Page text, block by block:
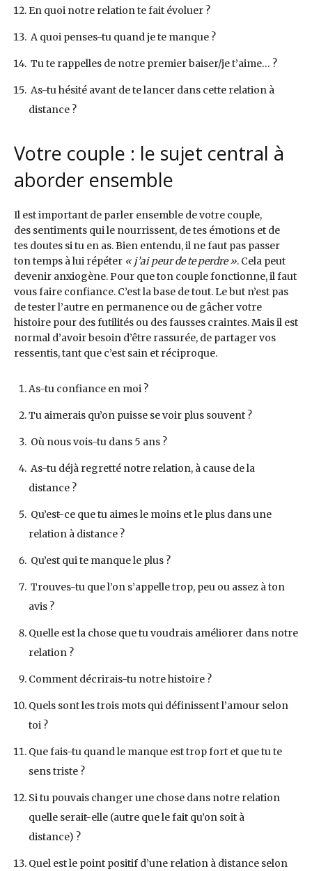
En quoi notre relation te fait évoluer ?
A quoi penses-tu quand je te manque ?
Tu te rappelles de notre premier baiser/je t’aime… ?
As-tu hésité avant de te lancer dans cette relation à
distance ?
Votre couple : le sujet central à
aborder ensemble
Il est important de parler ensemble de votre couple,
des sentiments qui le nourrissent, de tes émotions et de
tes doutes si tu en as. Bien entendu, il ne faut pas passer
ton temps à lui répéter « j’ai peur de te perdre ». Cela peut
devenir anxiogène. Pour que ton couple fonctionne, il faut
vous faire confiance. C’est la base de tout. Le but n’est pas
de tester l’autre en permanence ou de gâcher votre
histoire pour des futilités ou des fausses craintes. Mais il est
normal d’avoir besoin d’être rassurée, de partager vos
ressentis, tant que c’est sain et réciproque.
As-tu confiance en moi ?
Tu aimerais qu’on puisse se voir plus souvent ?
Où nous vois-tu dans 5 ans ?
As-tu déjà regretté notre relation, à cause de la
distance ?
Qu’est-ce que tu aimes le moins et le plus dans une
relation à distance ?
Qu’est qui te manque le plus ?
Trouves-tu que l’on s’appelle trop, peu ou assez à ton
avis ?
Quelle est la chose que tu voudrais améliorer dans notre
relation ?
Comment décrirais-tu notre histoire ?
Quels sont les trois mots qui définissent l’amour selon
toi ?
Que fais-tu quand le manque est trop fort et que tu te
sens triste ?
Si tu pouvais changer une chose dans notre relation
quelle serait-elle (autre que le fait qu’on soit à
distance) ?
Quel est le point positif d’une relation à distance selon